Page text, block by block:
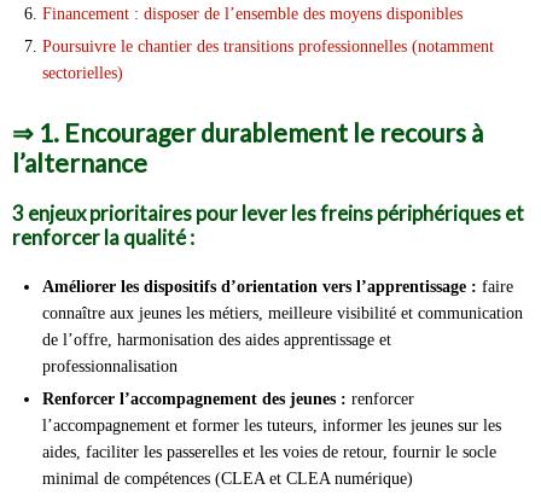
Financement : disposer de l’ensemble des moyens disponibles
Poursuivre le chantier des transitions professionnelles (notamment
sectorielles)
⇒ 1. Encourager durablement le recours à
l’alternance
3 enjeux prioritaires pour lever les freins périphériques et
renforcer la qualité :
Améliorer les dispositifs d’orientation vers l’apprentissage : faire
connaître aux jeunes les métiers, meilleure visibilité et communication
de l’offre, harmonisation des aides apprentissage et
professionnalisation
Renforcer l’accompagnement des jeunes : renforcer
l’accompagnement et former les tuteurs, informer les jeunes sur les
aides, faciliter les passerelles et les voies de retour, fournir le socle
minimal de compétences (CLEA et CLEA numérique)